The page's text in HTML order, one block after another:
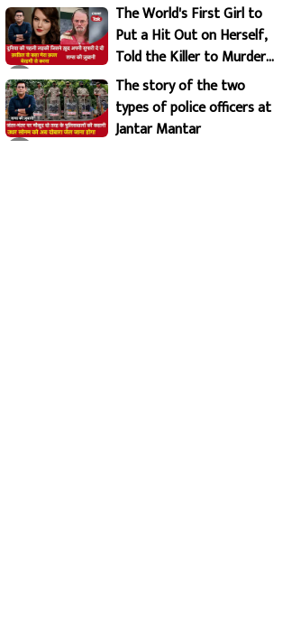
The World's First Girl to
Put a Hit Out on Herself,
Told the Killer to Murder
Her Brutally
The story of the two
types of police officers at
Jantar Mantar